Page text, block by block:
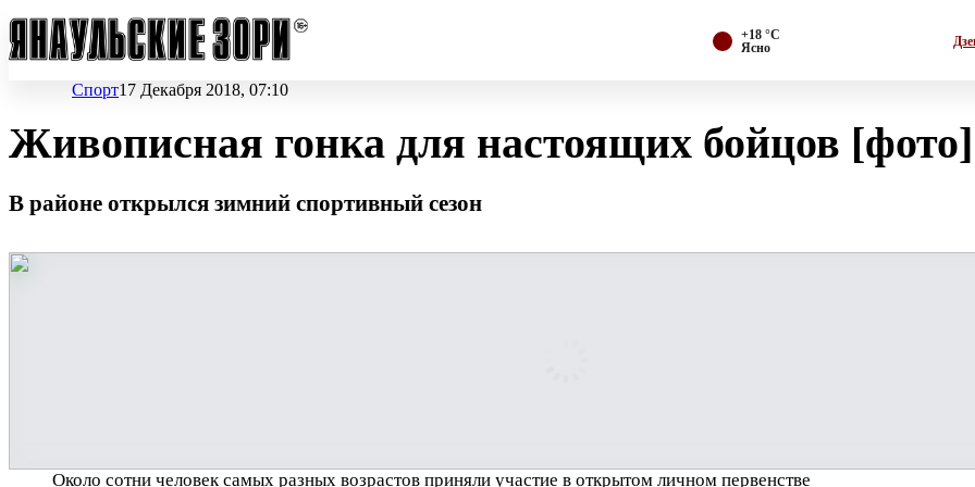
+18 °С
Ясно
Спорт17 Декабря 2018, 07:10
Живописная гонка для настоящих бойцов [фото]
В районе открылся зимний спортивный сезон
Около сотни человек самых разных возрастов приняли участие в открытом личном первенстве